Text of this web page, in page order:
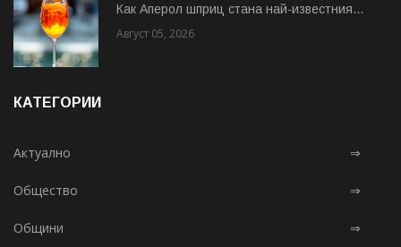
Как Аперол шприц стана най-известния...
Август 05, 2026
КАТЕГОРИИ
Актуално ⇒
Общество ⇒
Общини ⇒